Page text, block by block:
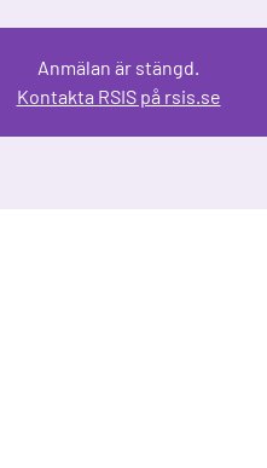
Anmälan är stängd.
Kontakta RSIS på rsis.se